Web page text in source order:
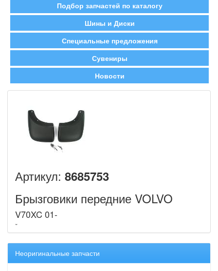
Подбор запчастей по каталогу
Шины и Диски
Специальные предложения
Сувениры
Новости
Артикул: 8685753
Брызговики передние VOLVO
V70XC 01-
Неоригинальные запчасти